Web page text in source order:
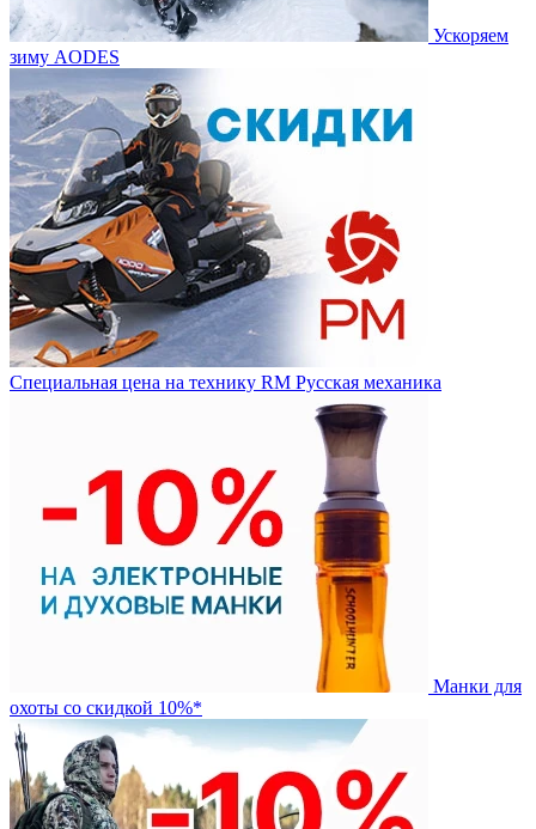
Ускоряем
зиму AODES
Специальная цена на технику RM Русская механика
Манки для
охоты со скидкой 10%*